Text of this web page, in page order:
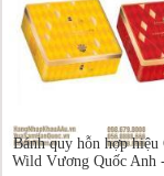
Bánh quy hỗn hợp hiệu
Wild Vương Quốc Anh